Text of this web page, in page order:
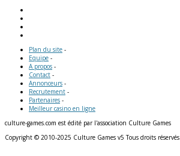
Plan du site -
Equipe -
A propos -
Contact -
Annonceurs -
Recrutement -
Partenaires -
Meilleur casino en ligne
culture-games.com est édité par l'association Culture Games
Copyright © 2010-2025 Culture Games v5 Tous droits réservés.